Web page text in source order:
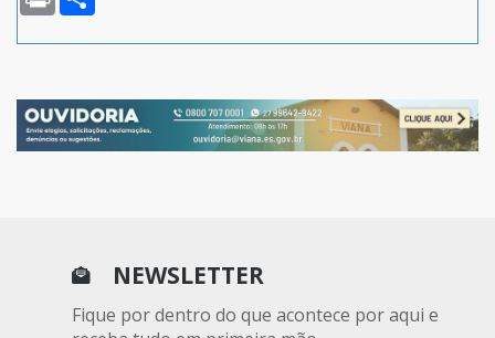
NEWSLETTER
Fique por dentro do que acontece por aqui e